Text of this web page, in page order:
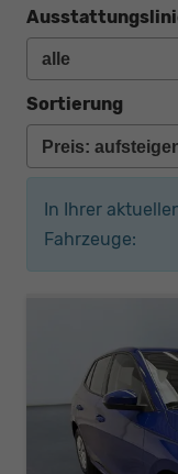
Sortierung
In Ihrer
Fahrzeuge: